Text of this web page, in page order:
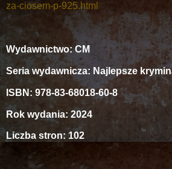
za-ciosem-p-925.html
Wydawnictwo: CM
Seria wydawnicza: Najlepsze
ISBN: 978-83-68018-60-8
Rok wydania: 2024
Liczba stron: 102